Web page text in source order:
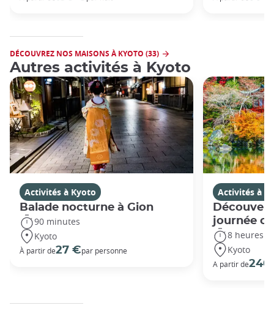
DÉCOUVREZ NOS MAISONS À KYOTO (33)
Autres activités à Kyoto
Activités à Kyoto
Balade nocturne à Gion
90 minutes
Kyoto
À partir de27 €par personne
Activités à
journée
8 heures
Kyoto
A partir de240